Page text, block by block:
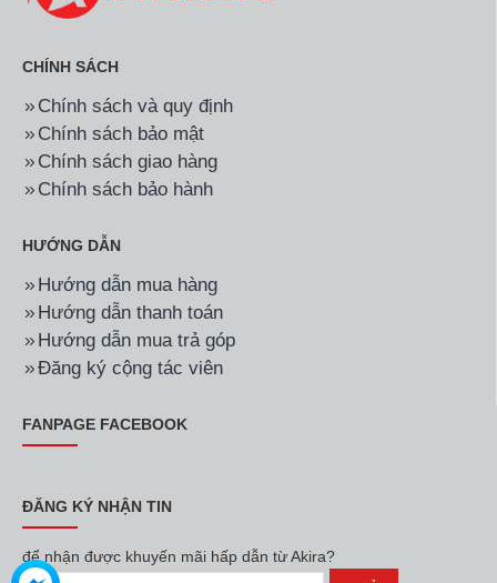
CHÍNH SÁCH
Chính sách và quy định
Chính sách bảo mật
Chính sách giao hàng
Chính sách bảo hành
HƯỚNG DẪN
Hướng dẫn mua hàng
Hướng dẫn thanh toán
Hướng dẫn mua trả góp
Đăng ký cộng tác viên
FANPAGE FACEBOOK
ĐĂNG KÝ NHẬN TIN
để nhận được khuyến mãi hấp dẫn từ Akira?